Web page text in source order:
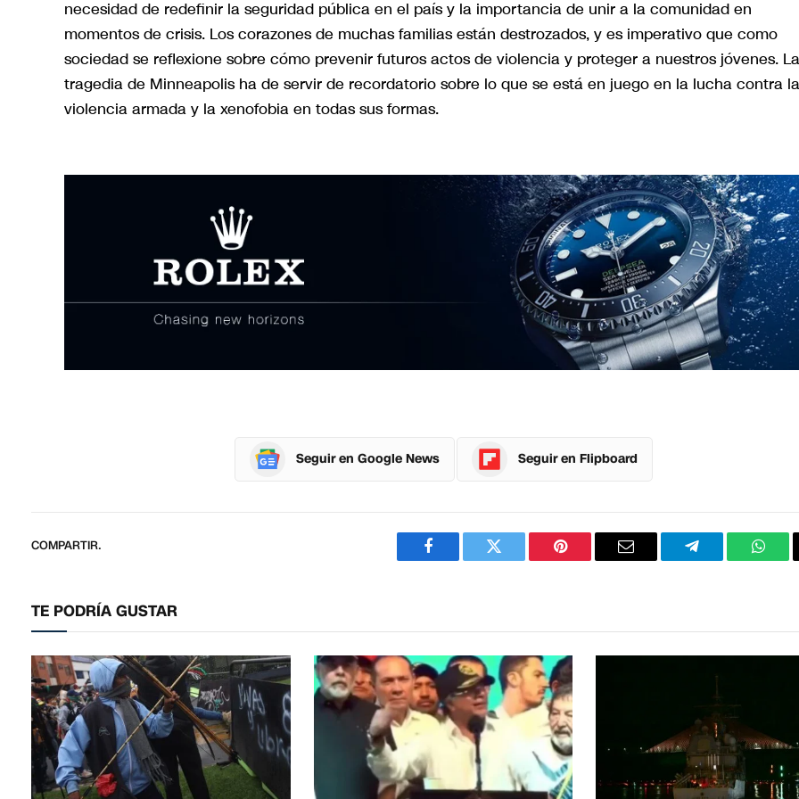
necesidad de redefinir la seguridad pública en el país y la importancia de unir a la comunidad en
momentos de crisis. Los corazones de muchas familias están destrozados, y es imperativo que como
sociedad se reflexione sobre cómo prevenir futuros actos de violencia y proteger a nuestros jóvenes. La
tragedia de Minneapolis ha de servir de recordatorio sobre lo que se está en juego en la lucha contra la
violencia armada y la xenofobia en todas sus formas.
Seguir en Google News Seguir en Flipboard
COMPARTIR.
FacebookTwitter PinterestCorreo
Telegram
TE PODRÍA GUSTAR